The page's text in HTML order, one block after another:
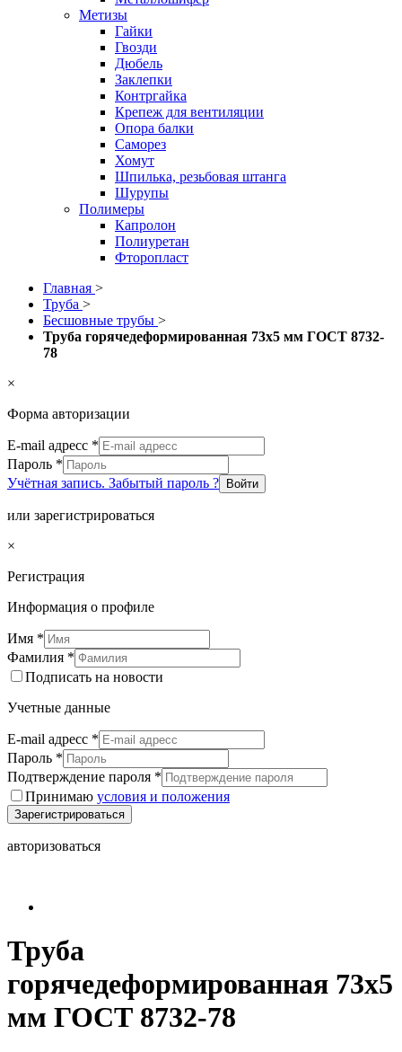
Метизы
Гайки
Гвозди
Дюбель
Заклепки
Контргайка
Крепеж для вентиляции
Опора балки
Саморез
Хомут
Шпилька, резьбовая штанга
Шурупы
Полимеры
Капролон
Полиуретан
Фторопласт
Главная >
Труба >
Бесшовные трубы >
Труба горячедеформированная 73х5 мм ГОСТ 8732-
78
×
Форма авторизации
E-mail адресс *
Пароль *
Учётная запись. Забытый пароль ?
Войти
или зарегистрироваться
×
Регистрация
Информация о профиле
Имя *
Фамилия *
Подписать на новости
Учетные данные
E-mail адресс *
Пароль *
Подтверждение пароля *
Принимаю условия и положения
Зарегистрироваться
авторизоваться
Труба
горячедеформированная 73х5
мм ГОСТ 8732-78